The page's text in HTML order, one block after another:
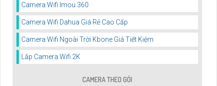
Camera Wifi Imou 360
Camera Wifi Dahua Giá Rẻ Cao Cấp
Camera Wifi Ngoài Trời Kbone Giá Tiết Kiệm
Lắp Camera Wifi 2K
CAMERA THEO GÓI